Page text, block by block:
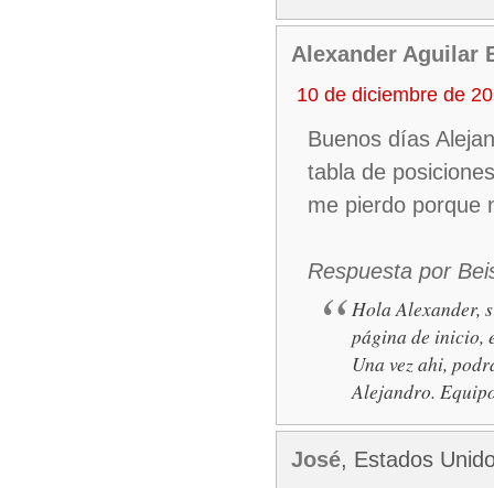
Alexander Aguilar
10 de diciembre de
Buenos días
tabla de
me pierdo porque
Respuesta por
Hola Alexander,
página de inicio,
Una vez ahi,
Alejandro.
José, Estados